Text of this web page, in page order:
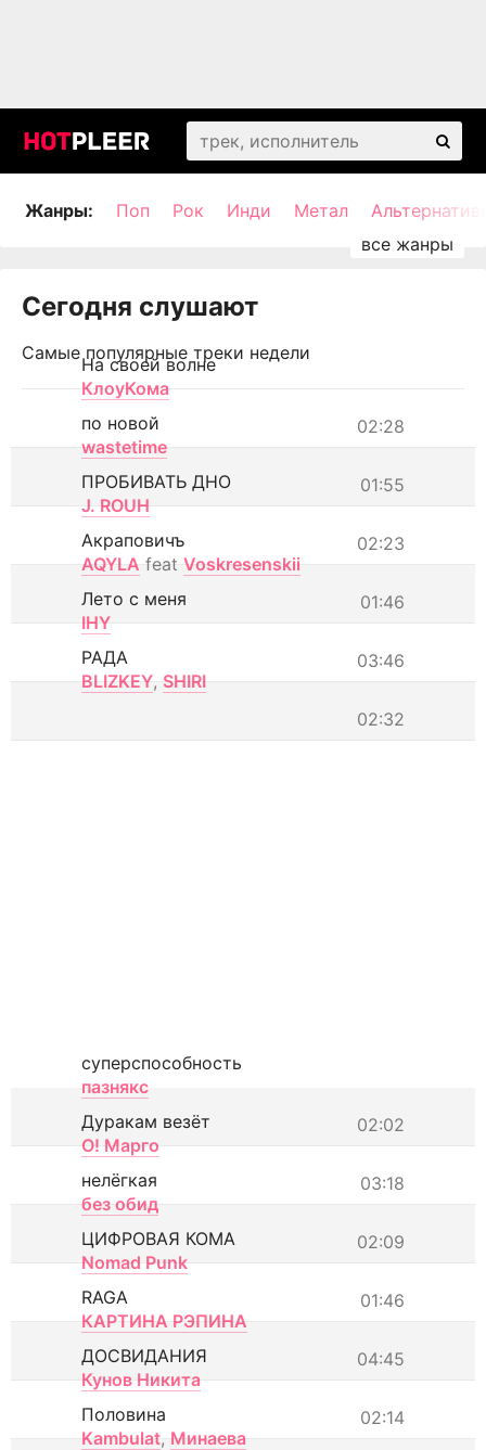
Жанры: Поп Рок Инди Метал
Сегодня слушают
Самые популярные треки недели
На своей волне
КлоуКома
02:28
по новой
wastetime
01:55
ПРОБИВАТЬ ДНО
J. ROUH
02:23
Акраповичъ
AQYLA feat Voskresenskii
01:46
Лето с меня
IHY
03:46
РАДА
BLIZKEY, SHIRI
02:32
суперспособность
пазнякс
02:02
Дуракам везёт
О! Марго
03:18
нелёгкая
без обид
02:09
ЦИФРОВАЯ КОМА
Nomad Punk
01:46
RAGA
КАРТИНА РЭПИНА
04:45
ДОСВИДАНИЯ
Кунов Никита
02:14
Половина
Kambulat, Минаева